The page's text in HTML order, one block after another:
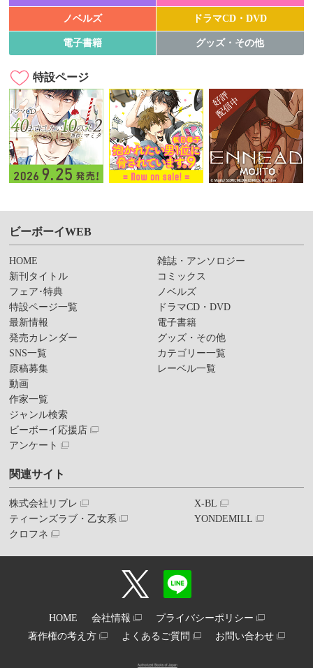
ノベルズ ドラマCD・DVD
電子書籍 グッズ・その他
特設ページ
ビーボーイWEB
HOME
新刊タイトル
フェア･特典
特設ページ一覧
最新情報
発売カレンダー
SNS一覧
原稿募集
動画
作家一覧
ジャンル検索
ビーボーイ応援店
アンケート
雑誌・アンソロジー
コミックス
ノベルズ
ドラマCD・DVD
電子書籍
グッズ・その他
カテゴリー一覧
レーベル一覧
関連サイト
株式会社リブレ
ティーンズラブ・乙女系
クロフネ
X-BL
YONDEMILL
HOME 会社情報
プライバシーポリシー
著作権の考え方
よくあるご質問 お問い合わせ